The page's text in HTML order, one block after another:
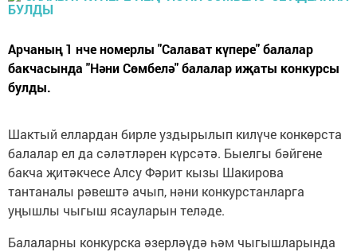
Арчаның 1 нче номерлы "Салават күпере" балалар
бакчасында "Нәни Сөмбелә" балалар иҗаты конкурсы
булды.
Шактый еллардан бирле уздырылып килүче конкөрста
балалар ел да сәләтләрен күрсәтә. Быелгы бәйгене
бакча җитәкчесе Алсу Фәрит кызы Шакирова
тантаналы рәвештә ачып, нәни конкурстанларга
уңышлы чыгыш ясауларын теләде.
Балаларны конкурска әзерләүдә һәм чыгышларында